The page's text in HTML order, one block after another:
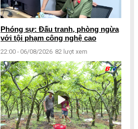
Phóng sự: Đấu tranh, phòng ngừa
với tội phạm công nghệ cao
22:00 - 06/08/2026 82 lượt xem